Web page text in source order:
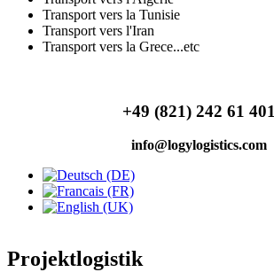
Transport vers la Tunisie
Transport vers l'Iran
Transport vers la Grece...etc
+49 (821) 242 61 401
info@logylogistics.com
Projektlogistik